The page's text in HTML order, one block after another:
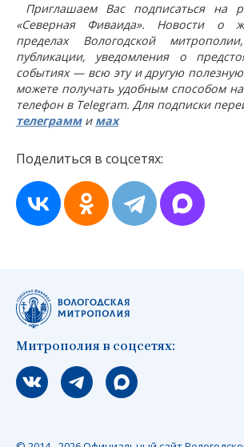
Приглашаем Вас подписаться на
«Северная Фиваида». Новости о
пределах Вологодской
публикации, уведомления о
событиях — всю эту и другую
можете получать удобным способом
телефон в Telegram. Для подписки
телеграмми мах
Поделиться в соцсетях:
Митрополия в соцсетях:
Мы вконтакте
Мы в telegram
Мы в Макс